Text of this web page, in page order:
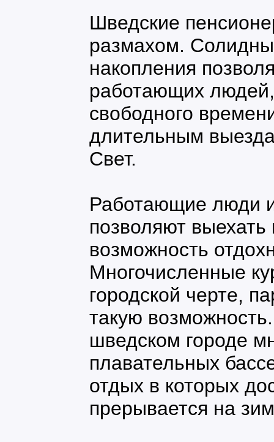
Шведские
размахом.
накопления
работающих
свободного
длительным
Свет.
Работающие люди
позволяют
возможность
Многочисленные
городской черте,
такую
шведском городе
плавательных
отдых в которых
прерывается на